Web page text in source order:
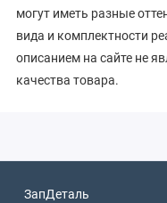
могут иметь разные
вида и комплектности
описанием на сайте не
качества товара.
ЗапДеталь